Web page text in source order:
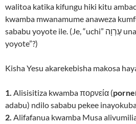
walitoa katika kifungu hiki kitu
kwamba mwanamume anaweza
sababu yoyote ile. (Je, “uchi” עֶרְוָה unahusiana vipi na “sababu
yoyote”?)
Kisha Yesu akarekebisha makosa
1. Alisisitiza kwamba πορνεία (
adabu) ndilo sababu pekee
2. Alifafanua kwamba Musa